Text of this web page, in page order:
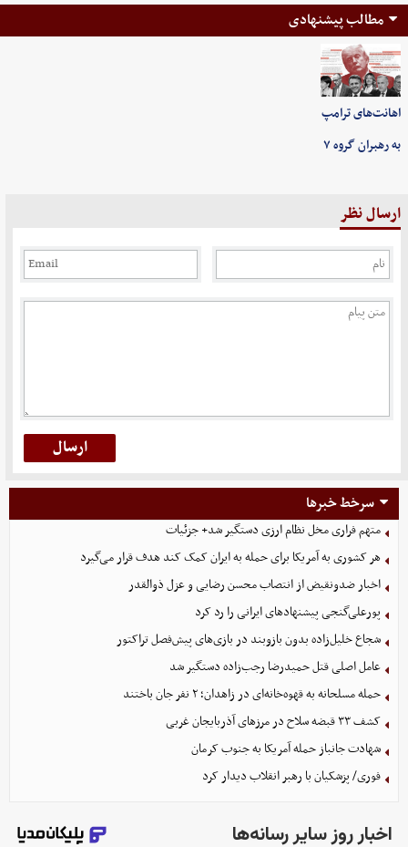
مطالب پیشنهادی
اهانت‌های ترامپ
به رهبران گروه ۷
ارسال نظر
سرخط خبرها
متهم فراری مخل نظام ارزی دستگیر شد+ جزئیات
هر کشوری به آمریکا برای حمله به ایران کمک کند هدف قرار می‌گیرد
اخبار ضدونقیض از انتصاب محسن رضایی و عزل ذوالقدر
پورعلی‌گنجی پیشنهادهای ایرانی را رد کرد
شجاع خلیل‌زاده بدون بازوبند در بازی‌های پیش‌فصل تراکتور
عامل اصلی قتل حمیدرضا رجب‌زاده دستگیر شد
حمله مسلحانه به قهوه‌خانه‌ای در زاهدان؛ ۲ نفر جان باختند
کشف ۳۳ قبضه سلاح در مرزهای آذربایجان غربی
شهادت جانباز حمله آمریکا به جنوب کرمان
فوری/ پزشکیان با رهبر انقلاب دیدار کرد